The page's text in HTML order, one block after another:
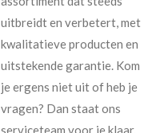
uitbreidt en verbetert, met
kwalitatieve producten en
uitstekende garantie. Kom
je ergens niet uit of heb je
vragen? Dan staat ons
serviceteam voor je klaar.